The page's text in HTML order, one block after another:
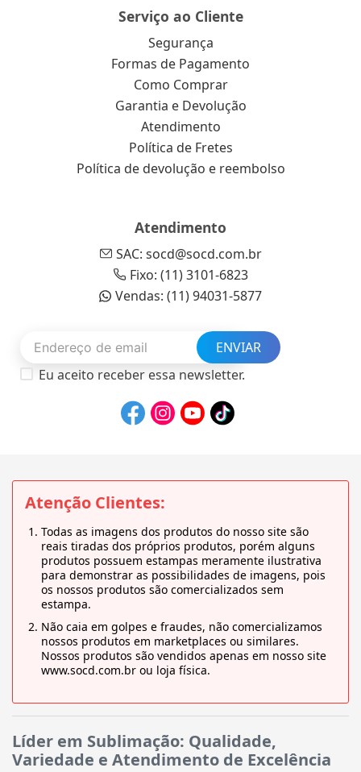
Serviço ao Cliente
Segurança
Formas de Pagamento
Como Comprar
Garantia e Devolução
Atendimento
Política de Fretes
Política de devolução e reembolso
Atendimento
SAC: socd@socd.com.br
Fixo: (11) 3101-6823
Vendas: (11) 94031-5877
ENVIAR
Eu aceito receber essa newsletter.
Atenção Clientes:
Todas as imagens dos produtos do nosso site são
reais tiradas dos próprios produtos, porém alguns
produtos possuem estampas meramente ilustrativa
para demonstrar as possibilidades de imagens, pois
os nossos produtos são comercializados sem
estampa.
Não caia em golpes e fraudes, não comercializamos
nossos produtos em marketplaces ou similares.
Nossos produtos são vendidos apenas em nosso site
www.socd.com.br ou loja física.
Líder em Sublimação: Qualidade,
Variedade e Atendimento de Excelência